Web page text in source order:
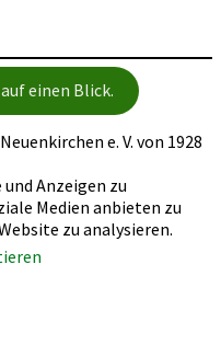
einen Blick.
Neuenkirchen e. V. von 1928
Anzeigen zu
Medien anbieten zu
zu analysieren.